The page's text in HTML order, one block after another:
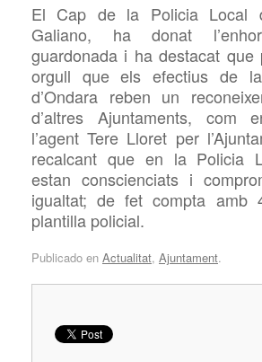
El Cap de la Policia Local
Galiano, ha donat
guardonada i ha destacat
orgull que els efectius de
d’Ondara reben un
d’altres Ajuntaments, com
l’agent Tere Lloret per
recalcant que en la Policia
estan conscienciats i
igualtat; de fet compta amb
plantilla policial.
Publicado en Actualitat, Ajuntament.